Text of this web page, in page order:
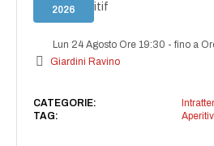
2026
Secret aperitif
Lun 24 Agosto Ore 19:30 -fino a
Giardini Ravino
CATEGORIE:
TAG: